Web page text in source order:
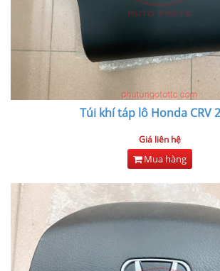
Túi khí táp lô Honda CRV
Giá liên hệ
Mua hàng